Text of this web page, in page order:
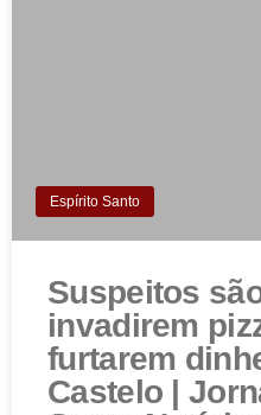
Espírito Santo
Suspeitos
invadirem
furtarem
Castelo |